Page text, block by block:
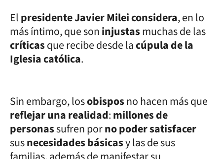
Elpresidente Javier Milei considera, en lo
más íntimo, que soninjustasmuchas de las
críticasque recibe desde lacúpula de la
Iglesia católica.
Sin embargo, losobisposno hacen más que
reflejar una realidad:millones de
personassufren porno poder satisfacer
susnecesidades básicasy las de sus